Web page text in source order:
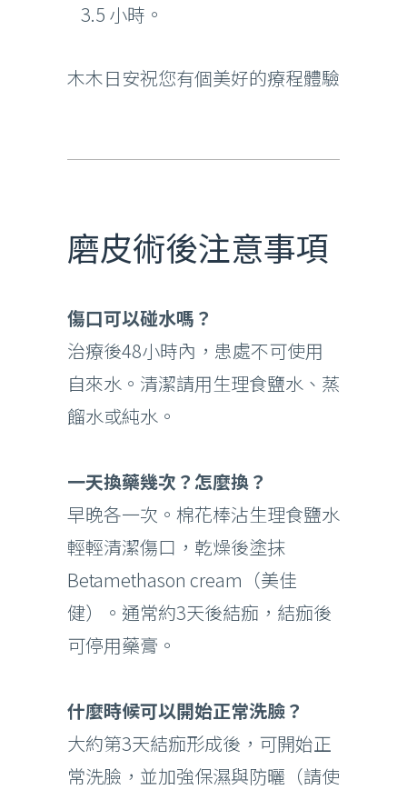
3.5 小時。
木木日安祝您有個美好的療程體驗
磨皮術後注意事項
傷口可以碰水嗎？
治療後48小時內，患處不可使用
自來水。清潔請用生理食鹽水、蒸
餾水或純水。
一天換藥幾次？怎麼換？
早晚各一次。棉花棒沾生理食鹽水
輕輕清潔傷口，乾燥後塗抹
Betamethason cream（美佳
健）。通常約3天後結痂，結痂後
可停用藥膏。
什麼時候可以開始正常洗臉？
大約第3天結痂形成後，可開始正
常洗臉，並加強保濕與防曬（請使